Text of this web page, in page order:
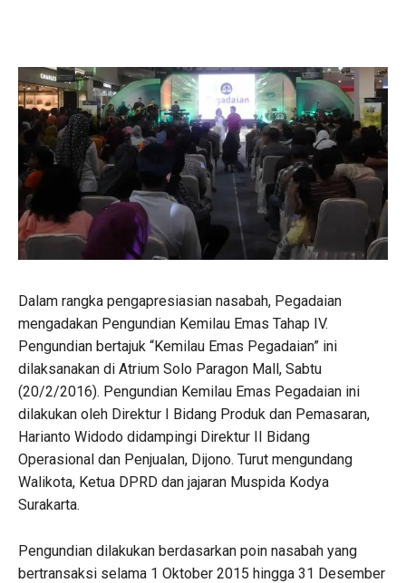
Dalam rangka pengapresiasian nasabah, Pegadaian
mengadakan Pengundian Kemilau Emas Tahap IV.
Pengundian bertajuk “Kemilau Emas Pegadaian” ini
dilaksanakan di Atrium Solo Paragon Mall, Sabtu
(20/2/2016). Pengundian Kemilau Emas Pegadaian ini
dilakukan oleh Direktur I Bidang Produk dan Pemasaran,
Harianto Widodo didampingi Direktur II Bidang
Operasional dan Penjualan, Dijono. Turut mengundang
Walikota, Ketua DPRD dan jajaran Muspida Kodya
Surakarta.
Pengundian dilakukan berdasarkan poin nasabah yang
bertransaksi selama 1 Oktober 2015 hingga 31 Desember